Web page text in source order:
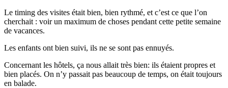
Le timing des visites était bien, bien rythmé, et c’est ce que l’on
cherchait : voir un maximum de choses pendant cette petite semaine
de vacances.
Les enfants ont bien suivi, ils ne se sont pas ennuyés.
Concernant les hôtels, ça nous allait très bien: ils étaient propres et
bien placés. On n’y passait pas beaucoup de temps, on était toujours
en balade.